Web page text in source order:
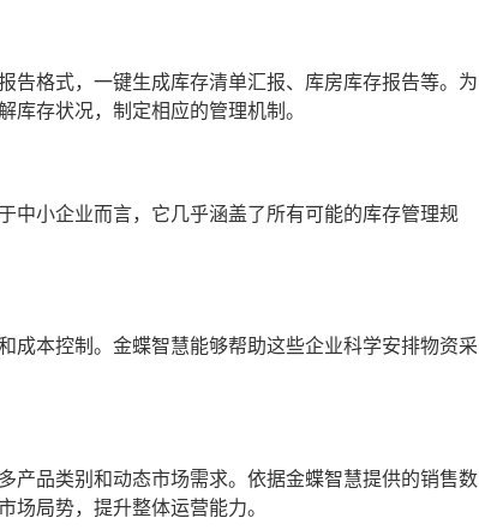
告格式，一键生成库存清单汇报、库房库存报告等。为
存状况，制定相应的管理机制。
中小企业而言，它几乎涵盖了所有可能的库存管理规
成本控制。金蝶智慧能够帮助这些企业科学安排物资采
产品类别和动态市场需求。依据金蝶智慧提供的销售数
局势，提升整体运营能力。